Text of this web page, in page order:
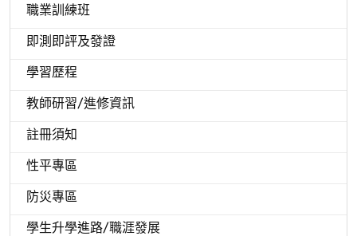
職業訓練班
即測即評及發證
學習歷程
教師研習/進修資訊
註冊須知
性平專區
防災專區
學生升學進路/職涯發展